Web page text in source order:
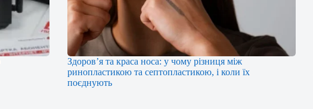
Здоров’я та краса носа: у чому різниця між
ринопластикою та септопластикою, і коли їх
поєднують